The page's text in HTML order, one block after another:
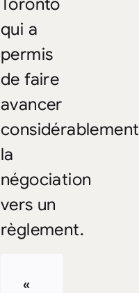
qui a
permis
de faire
avancer
considérablement
la
négociation
vers un
règlement.
«